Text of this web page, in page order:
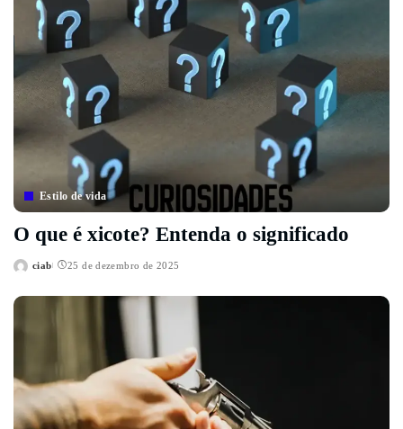
Estilo de vida
O que é xicote? Entenda o significado
Posted
ciab 25 de dezembro de 2025